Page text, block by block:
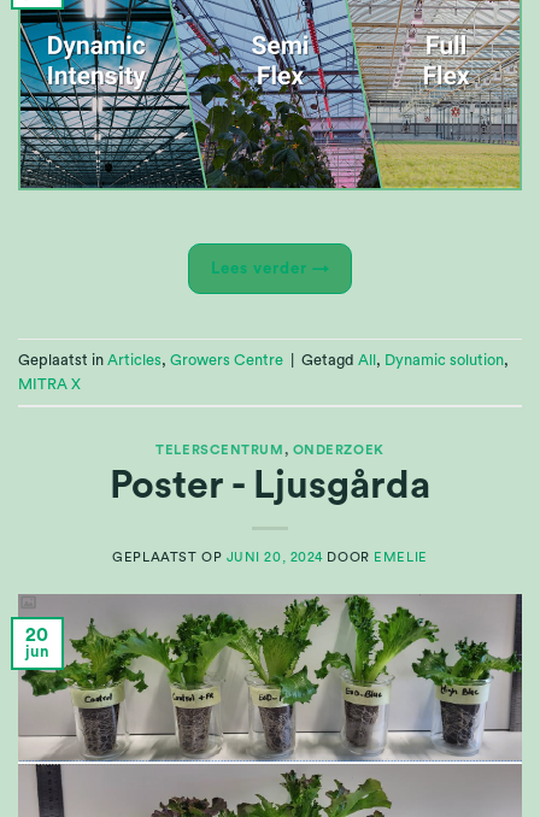
Lees verder →
Geplaatst in Articles, Growers Centre Getagd All , Dynamic solution,
MITRA X
TELERSCENTRUM , ONDERZOEK
Poster - Ljusgårda
GEPLAATST OP JUNI 20, 2024 DOOR EMELIE
20
jun